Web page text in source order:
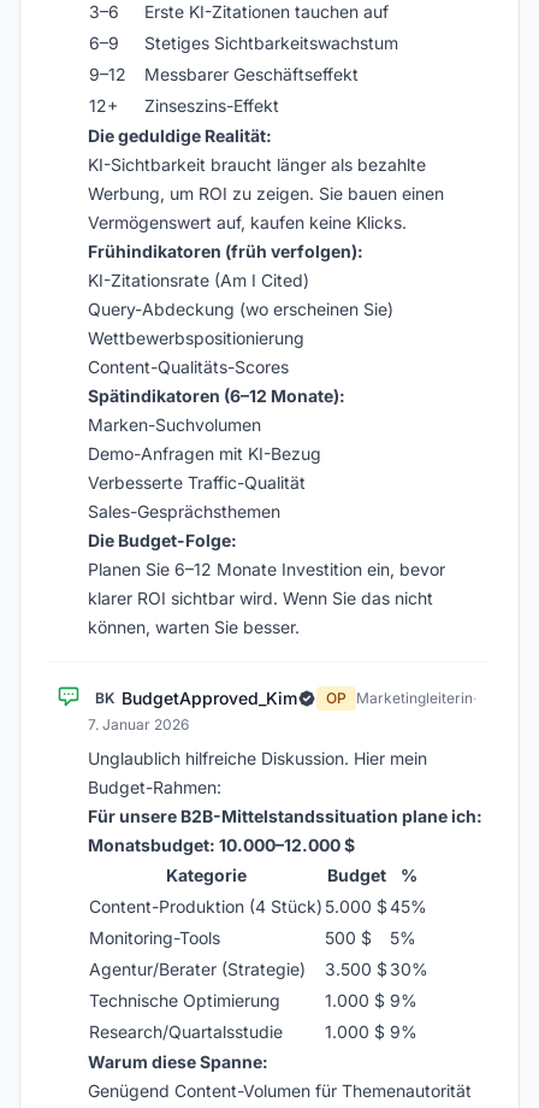
3–6
Erste KI-Zitationen tauchen auf
6–9
Stetiges Sichtbarkeitswachstum
9–12
Messbarer Geschäftseffekt
12+
Zinseszins-Effekt
Die geduldige Realität:
KI-Sichtbarkeit braucht länger als bezahlte
Werbung, um ROI zu zeigen. Sie bauen einen
Vermögenswert auf, kaufen keine Klicks.
Frühindikatoren (früh verfolgen):
KI-Zitationsrate (Am I Cited)
Query-Abdeckung (wo erscheinen Sie)
Wettbewerbspositionierung
Content-Qualitäts-Scores
Spätindikatoren (6–12 Monate):
Marken-Suchvolumen
Demo-Anfragen mit KI-Bezug
Verbesserte Traffic-Qualität
Sales-Gesprächsthemen
Die Budget-Folge:
Planen Sie 6–12 Monate Investition ein, bevor
klarer ROI sichtbar wird. Wenn Sie das nicht
können, warten Sie besser.
BK BudgetApproved_Kim OP Marketingleiterin·
7. Januar 2026
Unglaublich hilfreiche Diskussion. Hier mein
Budget-Rahmen:
Für unsere B2B-Mittelstandssituation plane ich:
Monatsbudget: 10.000–12.000 $
Kategorie
Budget
%
Content-Produktion (4 Stück) 5.000 $45%
Monitoring-Tools
500 $
5%
Agentur/Berater (Strategie)
3.500 $30%
Technische Optimierung
1.000 $ 9%
Research/Quartalsstudie
1.000 $ 9%
Warum diese Spanne:
Genügend Content-Volumen für Themenautorität